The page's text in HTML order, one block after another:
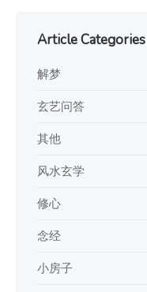
Article Categories
解梦
玄艺问答
其他
风水玄学
修心
念经
小房子